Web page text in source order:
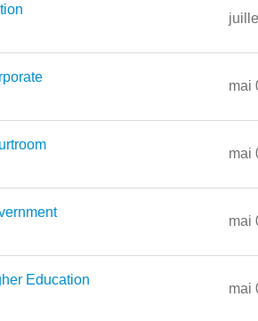
mai
mai
mai
Education
mai